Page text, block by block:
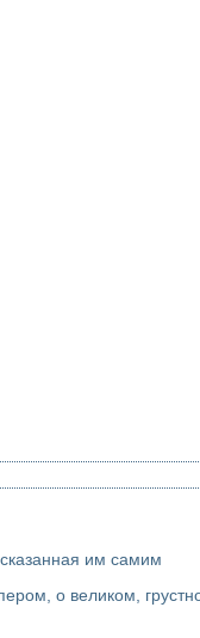
доктора Глузмана, рассказанная им самим
о великом,